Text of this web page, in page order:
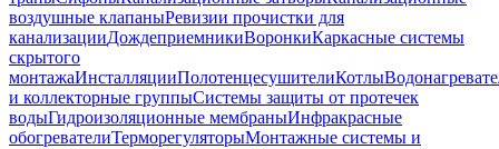
воздушные клапаныРевизии прочистки для
канализацииДождеприемникиВоронкиКаркасные системы
скрытого
монтажаИнсталляцииПолотенцесушителиКотлы
и коллекторные группыСистемы защиты от протечек
водыГидроизоляционные мембраныИнфракрасные
обогревателиТерморегуляторыМонтажные системы и